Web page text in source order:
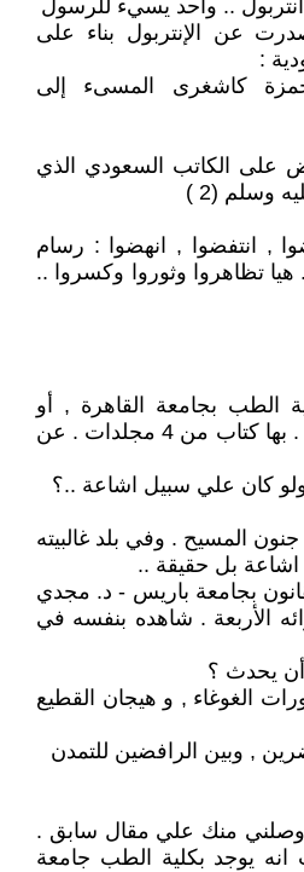
انتربول .. واحد يسيء للرسول
عن الإنتربول بناء على
:
كاشغرى المسىء إلى
على الكاتب السعودي الذي
وسلم (2 )
, انتفضوا , انهضوا : رسام
تظاهروا وثوروا وكسروا ..
الطب بجامعة القاهرة , أو
بجامعة الرياض بالسعودية . بها كتاب من 4 مجلدات . عن
كان علي سبيل اشاعة ..؟
المسيح . وفي بلد غالبيته
بل حقيقة ..
بجامعة باريس - د. مجدي
الأربعة . شاهده بنفسه في
أن يحدث ؟
الغوغاء , و هيجان القطيع
, وبين الرافضين للتمدن
منك علي مقال سابق .
يوجد بكلية الطب جامعة